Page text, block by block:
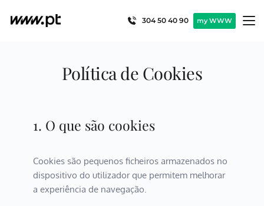
para
304 50 40 90 my WWW
Política de Cookies
1. O que são cookies
Cookies são pequenos ficheiros armazenados no
dispositivo do utilizador que permitem melhorar
a experiência de navegação.